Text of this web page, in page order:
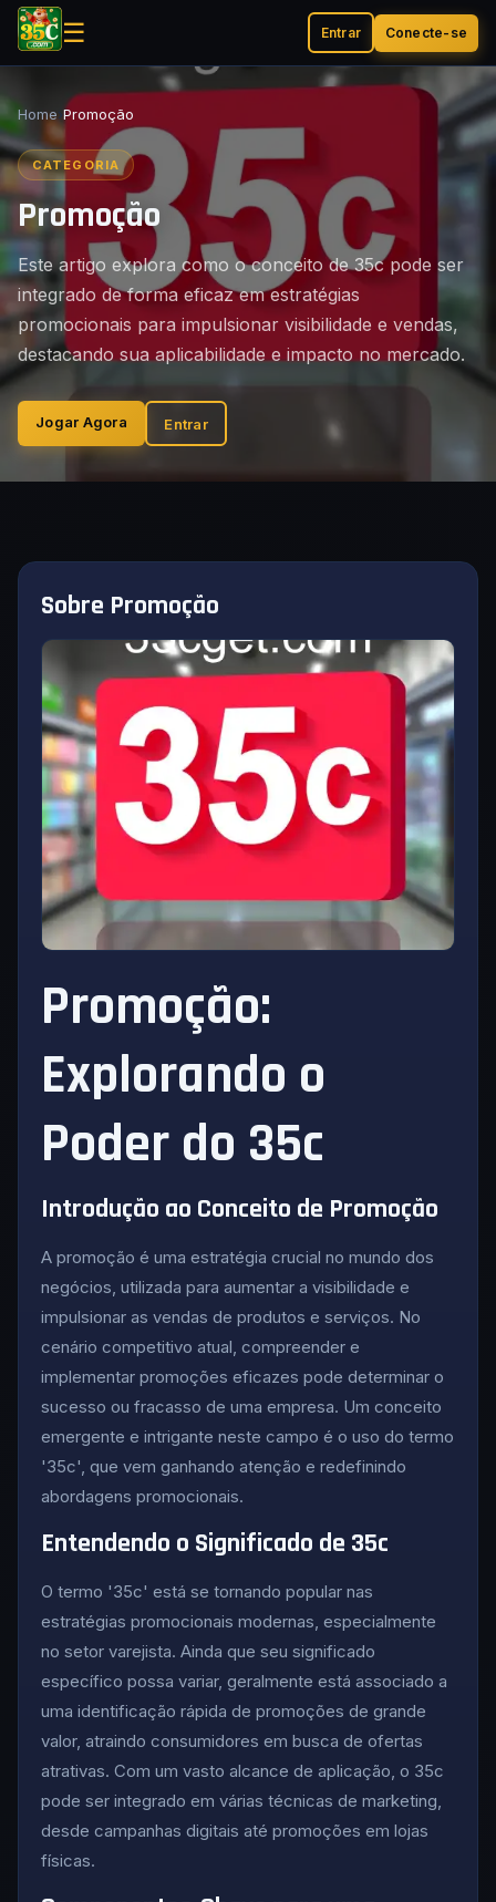
☰ Entrar Conecte-se
Home›Promoção
CATEGORIA
Promoção
Este artigo explora como o conceito de 35c pode ser
integrado de forma eficaz em estratégias
promocionais para impulsionar visibilidade e vendas,
destacando sua aplicabilidade e impacto no mercado.
Jogar Agora Entrar
Sobre Promoção
Promoção:
Explorando o
Poder do 35c
Introdução ao Conceito de Promoção
A promoção é uma estratégia crucial no mundo dos
negócios, utilizada para aumentar a visibilidade e
impulsionar as vendas de produtos e serviços. No
cenário competitivo atual, compreender e
implementar promoções eficazes pode determinar o
sucesso ou fracasso de uma empresa. Um conceito
emergente e intrigante neste campo é o uso do termo
'35c', que vem ganhando atenção e redefinindo
abordagens promocionais.
Entendendo o Significado de 35c
O termo '35c' está se tornando popular nas
estratégias promocionais modernas, especialmente
no setor varejista. Ainda que seu significado
específico possa variar, geralmente está associado a
uma identificação rápida de promoções de grande
valor, atraindo consumidores em busca de ofertas
atrativas. Com um vasto alcance de aplicação, o 35c
pode ser integrado em várias técnicas de marketing,
desde campanhas digitais até promoções em lojas
físicas.